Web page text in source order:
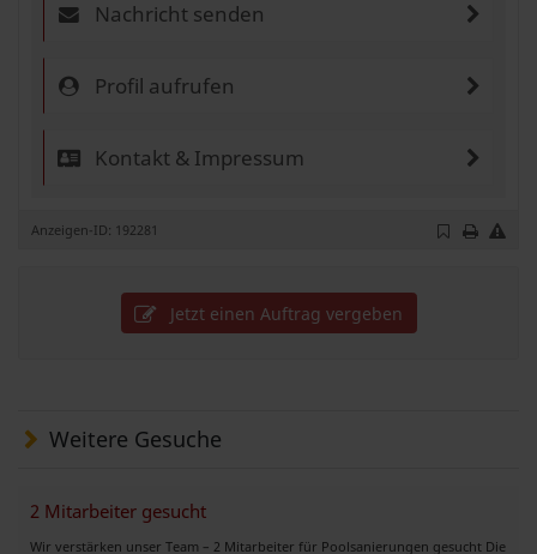
Nachricht senden
Profil aufrufen
Kontakt & Impressum
Anzeigen-ID: 192281
Jetzt einen Auftrag vergeben
Weitere Gesuche
2 Mitarbeiter gesucht
Wir verstärken unser Team – 2 Mitarbeiter für Poolsanierungen gesucht Die